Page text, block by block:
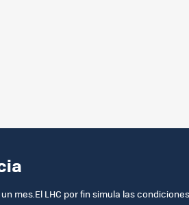
mes.El LHC por fin simula las condiciones